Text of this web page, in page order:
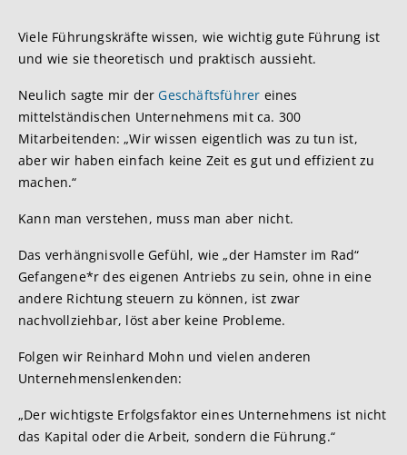
Viele Führungskräfte wissen, wie wichtig gute Führung ist
und wie sie theoretisch und praktisch aussieht.
Neulich sagte mir der Geschäftsführer eines
mittelständischen Unternehmens mit ca. 300
Mitarbeitenden: „Wir wissen eigentlich was zu tun ist,
aber wir haben einfach keine Zeit es gut und effizient zu
machen.“
Kann man verstehen, muss man aber nicht.
Das verhängnisvolle Gefühl, wie „der Hamster im Rad“
Gefangene*r des eigenen Antriebs zu sein, ohne in eine
andere Richtung steuern zu können, ist zwar
nachvollziehbar, löst aber keine Probleme.
Folgen wir Reinhard Mohn und vielen anderen
Unternehmenslenkenden:
„Der wichtigste Erfolgsfaktor eines Unternehmens ist nicht
das Kapital oder die Arbeit, sondern die Führung.“